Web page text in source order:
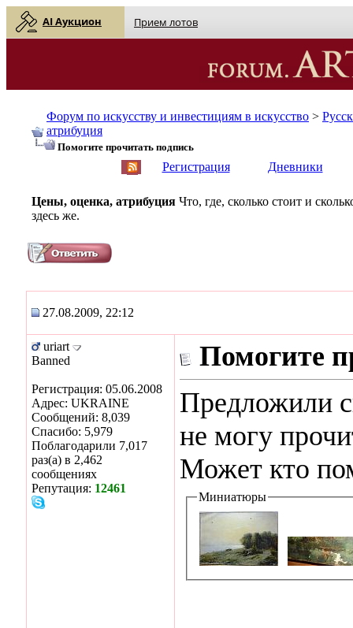
AI Аукцион Прием лотов
Форум по искусству и инвестициям в искусство >
атрибуция
Помогите прочитать подпись
Регистрация Дневники
Цены, оценка, атрибуция Что, где, сколько стоит и
здесь же.
27.08.2009, 22:12
uriart
Banned
Регистрация: 05.06.2008
Адрес: UKRAINE
Сообщений: 8,039
Спасибо: 5,979
Поблагодарили 7,017
раз(а) в 2,462
сообщениях
Репутация: 12461
Помогите
Предложили
не могу
Может кто
Миниатюры